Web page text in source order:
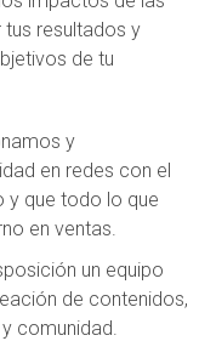
resultados y
de tu
y
en redes con el
y que todo lo que
en ventas.
un equipo
de contenidos,
comunidad.